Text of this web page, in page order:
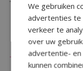
Beschrijving
We gebruiken
advertenties te
verkeer te
over uw
advertentie-
kunnen